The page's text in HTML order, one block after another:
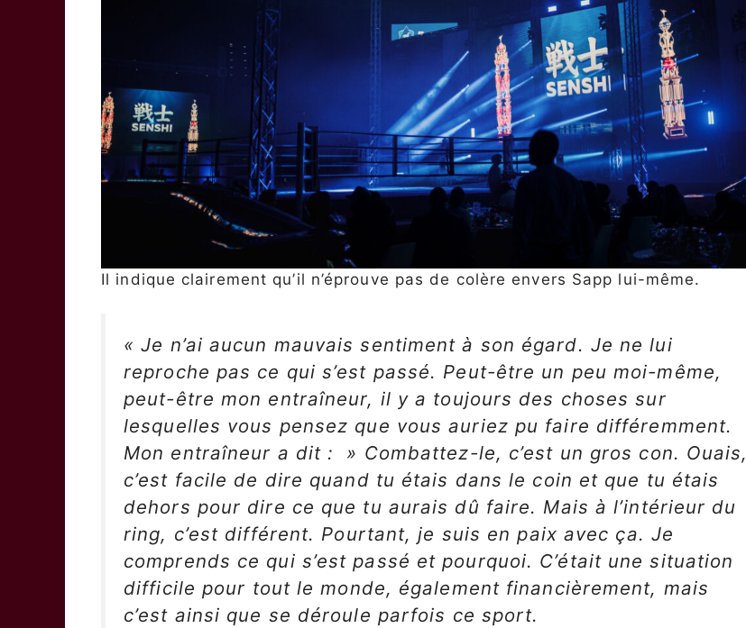
Il indique clairement qu’il n’éprouve pas de colère envers Sapp lui-même.
« Je n’ai aucun mauvais sentiment à son égard. Je ne lui
reproche pas ce qui s’est passé. Peut-être un peu moi-même,
peut-être mon entraîneur, il y a toujours des choses sur
lesquelles vous pensez que vous auriez pu faire différemment.
Mon entraîneur a dit : » Combattez-le, c’est un gros con. Ouais,
c’est facile de dire quand tu étais dans le coin et que tu étais
dehors pour dire ce que tu aurais dû faire. Mais à l’intérieur du
ring, c’est différent. Pourtant, je suis en paix avec ça. Je
comprends ce qui s’est passé et pourquoi. C’était une situation
difficile pour tout le monde, également financièrement, mais
c’est ainsi que se déroule parfois ce sport.